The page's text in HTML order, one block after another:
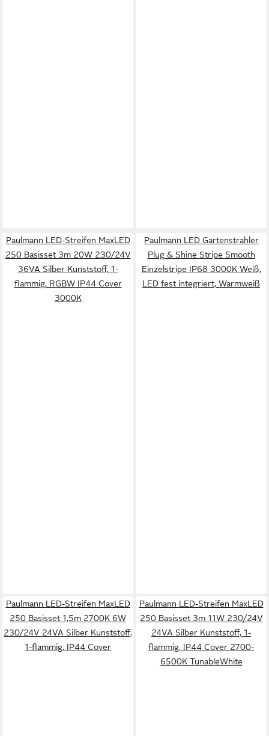
Paulmann LED-Streifen MaxLED
250 Basisset 3m 20W 230/24V
36VA Silber Kunststoff, 1-
flammig, RGBW IP44 Cover
3000K
Paulmann LED Gartenstrahler
Plug & Shine Stripe Smooth
Einzelstripe IP68 3000K Weiß,
LED fest integriert, Warmweiß
Paulmann LED-Streifen MaxLED
250 Basisset 1,5m 2700K 6W
230/24V 24VA Silber Kunststoff,
1-flammig, IP44 Cover
Paulmann LED-Streifen MaxLED
250 Basisset 3m 11W 230/24V
24VA Silber Kunststoff, 1-
flammig, IP44 Cover 2700-
6500K TunableWhite